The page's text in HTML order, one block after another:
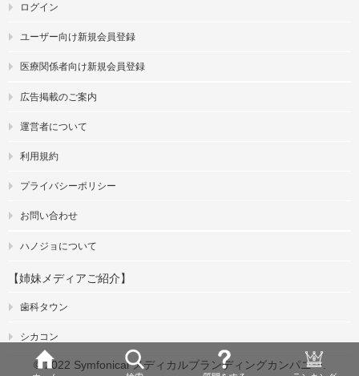
ログイン
ユーザー向け新規会員登録
医療関係者向け新規会員登録
広告掲載のご案内
運営者について
利用規約
プライバシーポリシー
お問い合わせ
ハノジョについて
【姉妹メディアご紹介】
歯科タウン
シカコン
© 2022 Symfonical メディカルブランディングカンパニー.